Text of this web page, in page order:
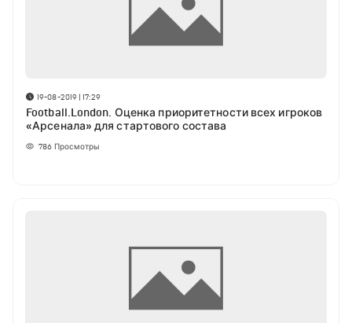
19-08-2019 | 17:29
Football.London. Оценка приоритетности всех игроков
«Арсенала» для стартового состава
786 Просмотры